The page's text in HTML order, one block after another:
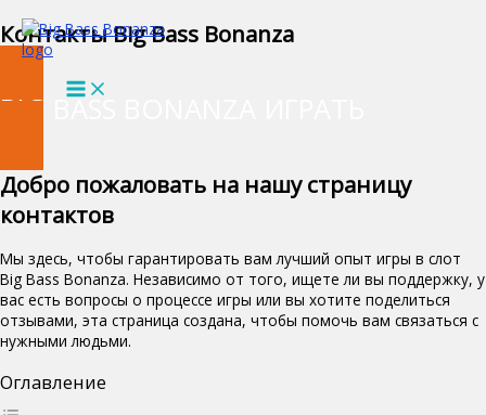
Skip
to
Контакты Big Bass Bonanza
BIG BASS BONANZA ИГРАТЬ
Добро пожаловать на нашу страницу
контактов
Мы здесь, чтобы гарантировать вам лучший опыт игры в слот
Big Bass Bonanza. Независимо от того, ищете ли вы поддержку, у
вас есть вопросы о процессе игры или вы хотите поделиться
отзывами, эта страница создана, чтобы помочь вам связаться с
нужными людьми.
Оглавление